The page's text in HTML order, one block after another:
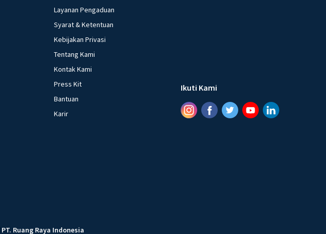
Layanan Pengaduan
Syarat & Ketentuan
Kebijakan Privasi
Tentang Kami
Kontak Kami
Press Kit
Bantuan
Karir
Ikuti Kami
PT. Ruang Raya Indonesia